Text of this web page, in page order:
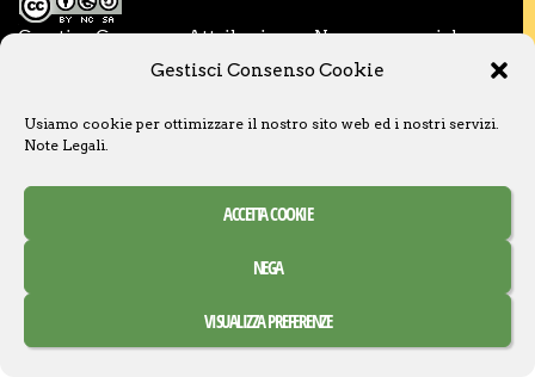
Gestisci Consenso Cookie
Usiamo cookie per ottimizzare il nostro sito web ed i nostri servizi.
Note Legali.
ACCETTA COOKIE
NEGA
VISUALIZZA PREFERENZE
Creative Commons Attribuzione – Non commerciale –